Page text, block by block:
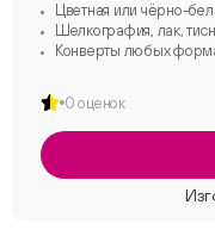
Цветная или чёрно-
Шелкография, лак,
Конверты любых
0 оценок